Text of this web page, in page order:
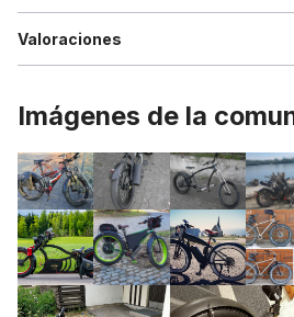
Valoraciones
Imágenes de la